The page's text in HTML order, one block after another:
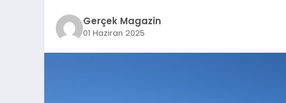
Gerçek Magazin
01 Haziran 2025